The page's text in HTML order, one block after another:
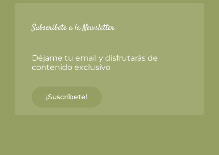
Subscríbete a la Newsletter
Déjame tu email y disfrutarás de
contenido exclusivo
¡Suscríbete!